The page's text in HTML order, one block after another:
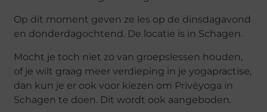
Op dit moment geven ze les op de dinsdagavond
en donderdagochtend. De locatie is in Schagen.
Mocht je toch niet zo van groepslessen houden,
of je wilt graag meer verdieping in je yogapractise,
dan kun je er ook voor kiezen om Privéyoga in
Schagen te doen. Dit wordt ook aangeboden.